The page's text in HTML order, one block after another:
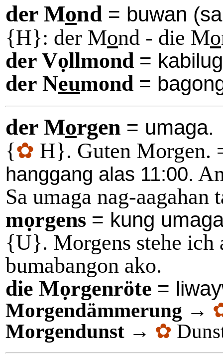
der Mond = buwan
{H}: der Mond - die Mo
der Vọllmond =
der Neumond =
der Morgen = umaga.
{✿ H}. Guten Morgen.
hanggang alas 11:00.
Sa umaga nag-aagahan
mọrgens = kung
{U}. Morgens stehe ich
bumabangon ako.
die Mọrgenröte =
Morgendämmerung →
Morgendunst → ✿